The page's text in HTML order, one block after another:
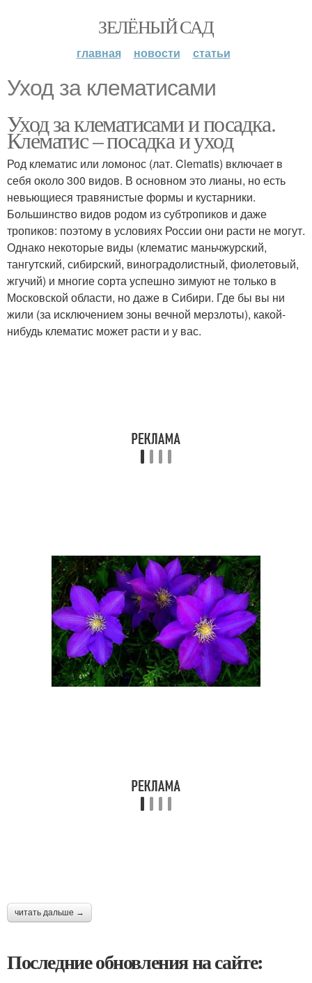
ЗЕЛЁНЫЙ САД
главная новости статьи
Уход за клематисами
Уход за клематисами и посадка.
Клематис – посадка и уход
Род клематис или ломонос (лат. Clematis) включает в
себя около 300 видов. В основном это лианы, но есть
невьющиеся травянистые формы и кустарники.
Большинство видов родом из субтропиков и даже
тропиков: поэтому в условиях России они расти не могут.
Однако некоторые виды (клематис маньчжурский,
тангутский, сибирский, виноградолистный, фиолетовый,
жгучий) и многие сорта успешно зимуют не только в
Московской области, но даже в Сибири. Где бы вы ни
жили (за исключением зоны вечной мерзлоты), какой-
нибудь клематис может расти и у вас.
читать дальше →
Последние обновления на сайте: